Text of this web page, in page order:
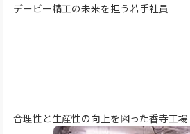
デービー精工の未来を担う若手社員
合理性と生産性の向上を図った香寺工場